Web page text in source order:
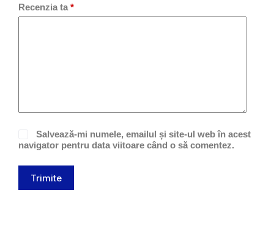
Recenzia ta *
Salvează-mi numele, emailul și site-ul web în acest
navigator pentru data viitoare când o să comentez.
Trimite